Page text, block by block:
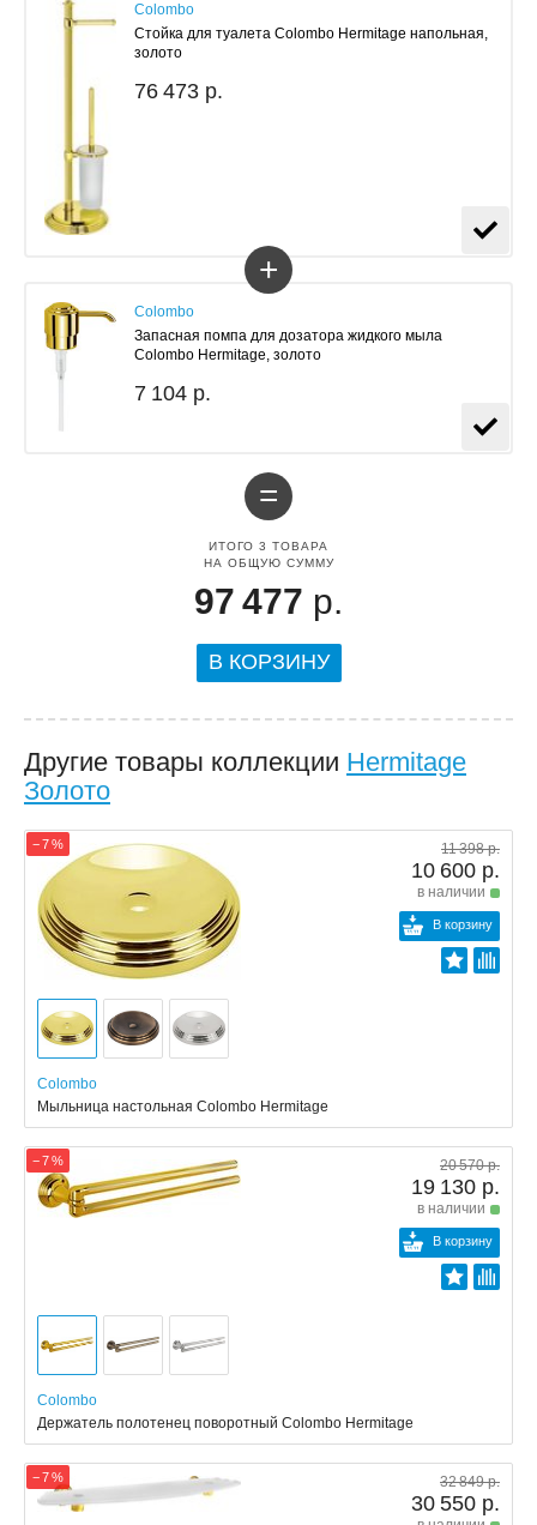
Colombo
Стойка для туалета Colombo Hermitage напольная,
золото
76 473 р.
+
Colombo
Запасная помпа для дозатора жидкого мыла
Colombo Hermitage, золото
7 104 р.
=
ИТОГО 3 ТОВАРА
НА ОБЩУЮ СУММУ
97 477 р.
В КОРЗИНУ
Другие товары коллекции Hermitage
Золото
− 7 % 11 398 р.
10 600 р.
в наличии
В корзину
Colombo
Мыльница настольная Colombo Hermitage
− 7 % 20 570 р.
19 130 р.
в наличии
В корзину
Colombo
Держатель полотенец поворотный Colombo Hermitage
− 7 % 32 849 р.
30 550 р.